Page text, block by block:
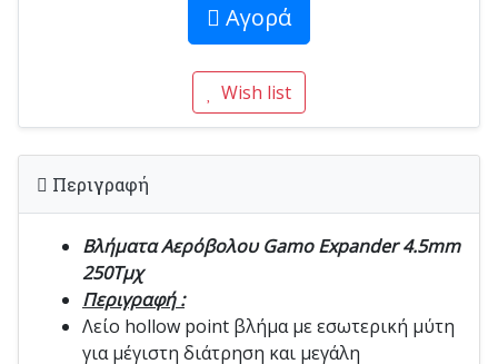
Αγορά
Wish list
Περιγραφή
Βλήματα Αερόβολου Gamo Expander 4.5mm
250Τμχ
Περιγραφή :
Λείο hollow point βλήμα με εσωτερική μύτη
για μέγιστη διάτρηση και μεγάλη